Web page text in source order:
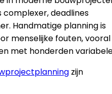
deadlines
Handmatige planning is
menselijke fouten, vooral
met honderden
zijn